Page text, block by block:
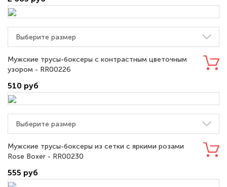
Мужские трусы-боксеры с контрастным цветочным
узором - RR00226
510 руб
Мужские трусы-боксеры из сетки с яркими розами
Rose Boxer - RR00230
555 руб